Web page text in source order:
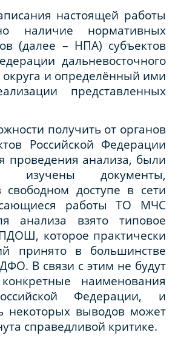
настоящей работы
наличие нормативных
(далее – НПА) субъектов
дальневосточного
округа и определённый ими
представленных
получить от органов
Российской Федерации
проведения анализа, были
изучены документы,
доступе в сети
работы ТО МЧС
анализа взято типовое
которое практически
принято в большинстве
В связи с этим не будут
наименования
Федерации, и
некоторых выводов может
справедливой критике.